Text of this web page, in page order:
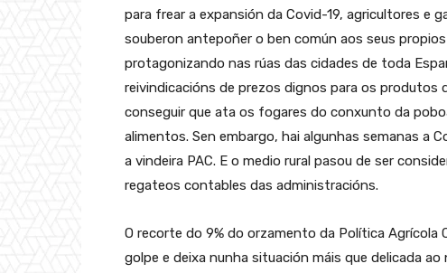
para frear a expansión da Covid-19, agricultores e
souberon antepoñer o ben común aos seus
protagonizando nas rúas das cidades de toda
reivindicacións de prezos dignos para os
conseguir que ata os fogares do conxunto da
alimentos. Sen embargo, hai algunhas semanas a
a vindeira PAC. E o medio rural pasou de ser
regateos contables das administracións.
O recorte do 9% do orzamento da Política Agrícola
golpe e deixa nunha situación máis que delicada